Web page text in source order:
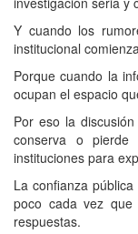
Y cuando los
institucional
Porque cuando la
ocupan el espacio
Por eso la
conserva o
instituciones para
La confianza
poco cada vez
respuestas.